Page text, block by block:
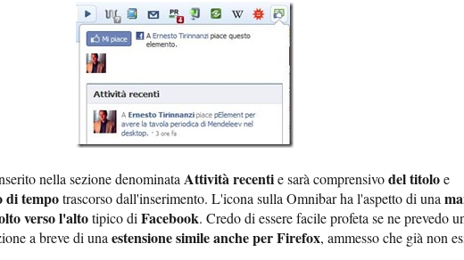
nella sezione denominata Attività recentie sarà comprensivodel titoloe
di tempotrascorso dall'inserimento. L'icona sulla Omnibar ha l'aspetto di una
verso l'altotipico di Facebook. Credo di essere facile profeta se ne prevedo
a breve di una estensione simile anche per Firefox, ammesso che già non